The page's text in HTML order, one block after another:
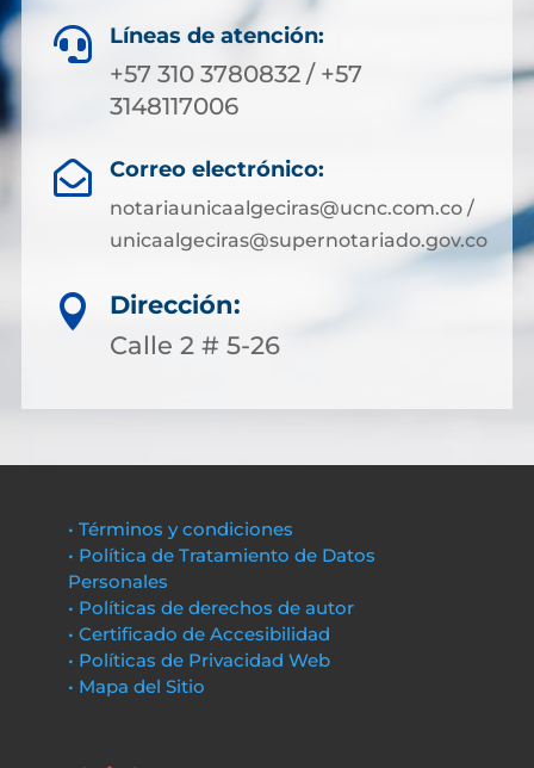
 Líneas de atención:
+57 310 3780832 / +57
3148117006
 Correo electrónico:
notariaunicaalgeciras@ucnc.com.co /
unicaalgeciras@supernotariado.gov.co

Dirección:
Calle 2 # 5-26
• Términos y condiciones
• Política de Tratamiento de Datos
Personales
• Políticas de derechos de autor
• Certificado de Accesibilidad
• Políticas de Privacidad Web
• Mapa del Sitio